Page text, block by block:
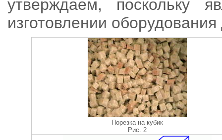
утверждаем, поскольку
изготовлении
Порезка на кубик
Рис. 2